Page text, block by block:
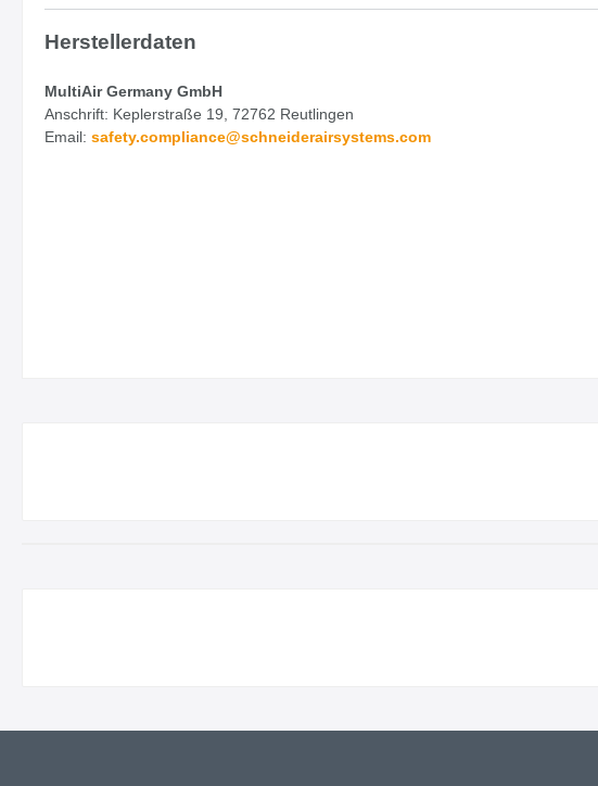
Herstellerdaten
MultiAir Germany GmbH
Anschrift: Keplerstraße 19, 72762 Reutlingen
Email: safety.compliance@schneiderairsystems.com